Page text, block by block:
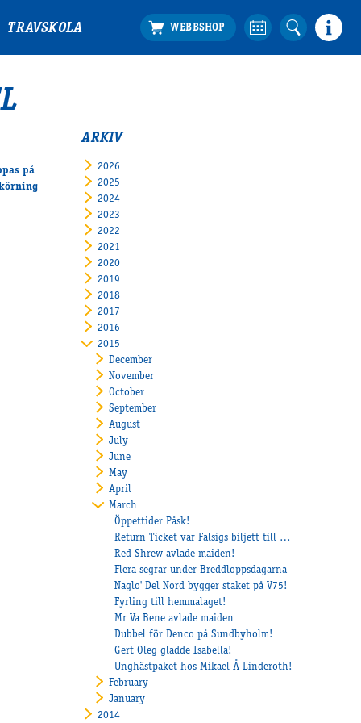
TRAVSKOLA
på
ARKIV
2026
2025
2024
2023
2022
2021
2020
2019
2018
2017
2016
2015
December
November
October
September
August
July
June
May
April
March
Öppettider Påsk!
Return Ticket var Falsigs biljett till vinnarcirkeln!
Red Shrew avlade maiden!
Flera segrar under Breddloppsdagarna
Naglo' Del Nord bygger staket på V75!
Fyrling till hemmalaget!
Mr Va Bene avlade maiden
Dubbel för Denco på Sundbyholm!
Gert Oleg gladde Isabella!
Unghästpaket hos Mikael Å Linderoth!
February
January
2014